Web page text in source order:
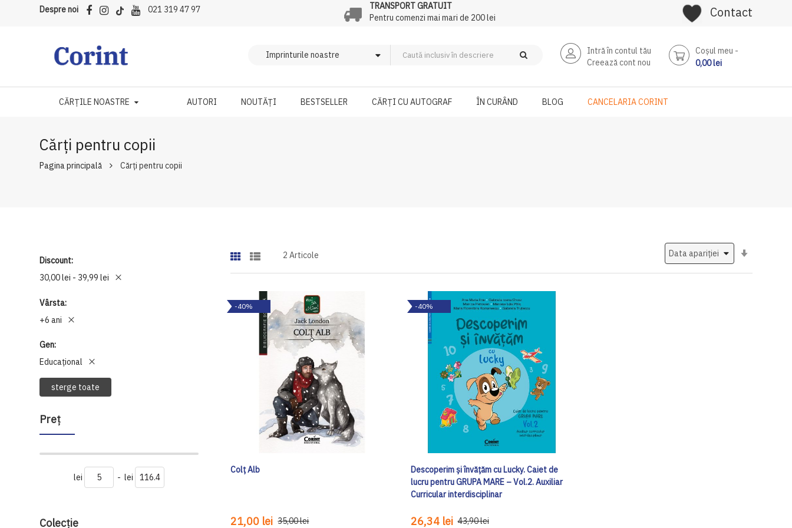
Despre noi 021 319 47 97
TRANSPORT GRATUIT
Pentru comenzi mai mari de 200 lei
Contact
Intră în contul tău
Creează cont nou
Coşul meu
0,00 lei
CĂRȚILE NOASTRE AUTORI NOUTĂȚI BESTSELLER CĂRȚI CU AUTOGRAF ÎN CURÂND BLOG CANCELARIA CORINT
Cărți pentru copii
Pagina principală Cărți pentru copii
Discount
30,00 lei - 39,99 lei
Vârsta
+6 ani
Gen
Educațional
sterge toate
Preţ
lei - lei
Colecție
2 Articole
-40%
Colț Alb
21,00 lei 35,00 lei
-40%
Descoperim și învățăm cu Lucky. Caiet de
lucru pentru GRUPA MARE – Vol.2. Auxiliar
Curricular interdisciplinar
26,34 lei 43,90 lei